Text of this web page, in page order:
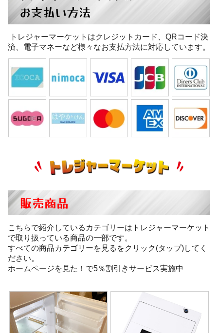
お支払い方法
トレジャーマーケットはクレジットカード、QRコード決
済、電子マネーなど様々なお支払方法に対応しています。
販売商品
こちらで紹介しているカテゴリーはトレジャーマーケット
で取り扱っている商品の一部です。
すべての商品カテゴリーを見るをクリック(タップ)してく
ださい。
ホームページを見た！で5％割引きサービス実施中